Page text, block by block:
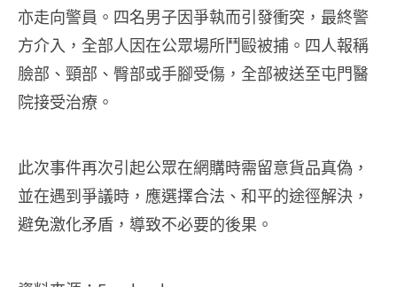
亦走向警員。四名男子因爭執而引發衝突，最終警
方介入，全部人因在公眾場所鬥毆被捕。四人報稱
臉部、頸部、臀部或手腳受傷，全部被送至屯門醫
院接受治療。
此次事件再次引起公眾在網購時需留意貨品真偽，
並在遇到爭議時，應選擇合法、和平的途徑解決，
避免激化矛盾，導致不必要的後果。